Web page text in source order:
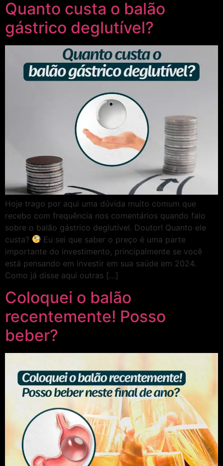
Quanto custa o balão
gástrico deglutível?
Hoje trago por aqui uma dúvida muito comum que
recebo com frequência nos comentários quando falo
sobre o balão gástrico deglutível. Doutor! Quanto ele
custa?
Eu sei que saber o preço é uma parte
importante do investimento, principalmente se você
está pensando em investir em sua saúde em 2024.
Como já disse aqui outras […]
Coloquei o balão
recentemente! Posso
beber?